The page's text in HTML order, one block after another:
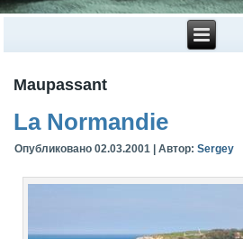
Maupassant
La Normandie
Опубликовано 02.03.2001 |Автор: Sergey